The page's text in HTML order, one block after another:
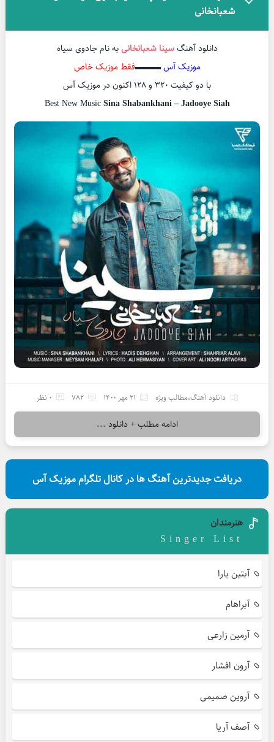
شعبانخانی
دانلود آهنگسینا شعبانخانیبه نام جادوی سیاه
موزیک آس▬▬▬فقط موزیک خاص
با دو کیفیت ۳۲۰ و ۱۲۸ اکنون در موزیک آس
Best New MusicSina Shabankhani – Jadooye Siah
دانلود آهنگ،مطالب ویژه 21 مهر 1400 782 0 نظر
ادامه مطلب + دانلود ...
دریافت جدیدترین آهنگ ها در کانال تلگرام موزیک آس
هنرمندان
Singer List
آبتین یارا
آبراهام
آرمین زارعی
آرون افشار
آروین صمیمی
آصف آریا